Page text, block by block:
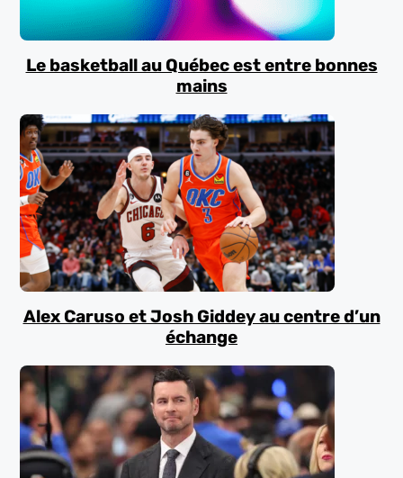
Le basketball au Québec est entre bonnes
mains
Alex Caruso et Josh Giddey au centre d’un
échange